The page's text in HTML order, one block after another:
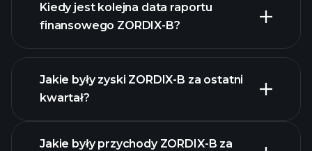
Kiedy jest kolejna data raportu
finansowego ZORDIX-B?
Jakie były zyski ZORDIX-B za ostatni
kwartał?
Jakie były przychody ZORDIX-B za